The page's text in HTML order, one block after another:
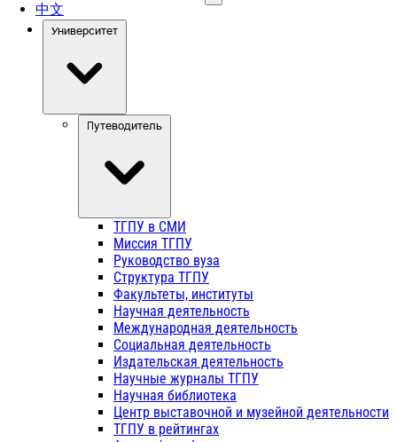
中文
Университет
Путеводитель
ТГПУ в СМИ
Миссия ТГПУ
Руководство вуза
Структура ТГПУ
Факультеты, институты
Научная деятельность
Международная деятельность
Социальная деятельность
Издательская деятельность
Научные журналы ТГПУ
Научная библиотека
Центр выставочной и музейной деятельности
ТГПУ в рейтингах